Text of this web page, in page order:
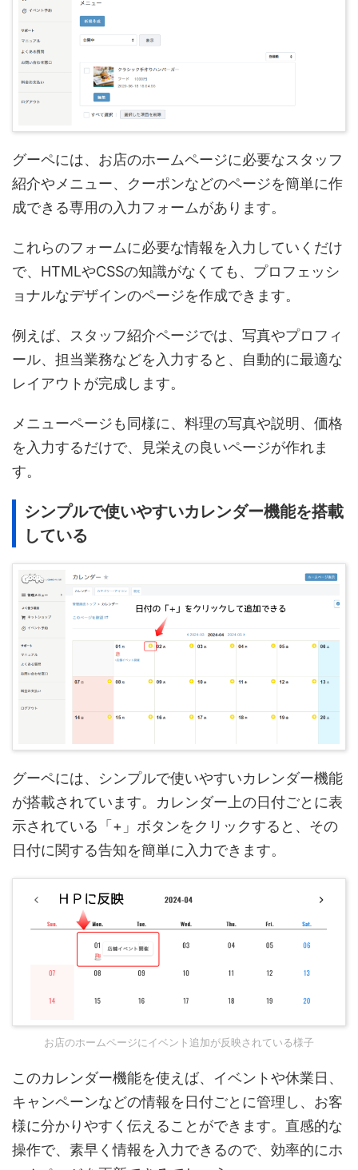
グーペには、お店のホームページに必要なスタッフ
紹介やメニュー、クーポンなどのページを簡単に作
成できる専用の入力フォームがあります。
これらのフォームに必要な情報を入力していくだけ
で、HTMLやCSSの知識がなくても、プロフェッシ
ョナルなデザインのページを作成できます。
例えば、スタッフ紹介ページでは、写真やプロフィ
ール、担当業務などを入力すると、自動的に最適な
レイアウトが完成します。
メニューページも同様に、料理の写真や説明、価格
を入力するだけで、見栄えの良いページが作れま
す。
シンプルで使いやすいカレンダー機能を搭載
している
グーペには、シンプルで使いやすいカレンダー機能
が搭載されています。カレンダー上の日付ごとに表
示されている「+」ボタンをクリックすると、その
日付に関する告知を簡単に入力できます。
お店のホームページにイベント追加が反映されている様子
このカレンダー機能を使えば、イベントや休業日、
キャンペーンなどの情報を日付ごとに管理し、お客
様に分かりやすく伝えることができます。直感的な
操作で、素早く情報を入力できるので、効率的にホ